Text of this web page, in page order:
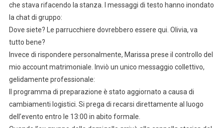
che stava rifacendo la stanza. I messaggi di testo hanno inondato
la chat di gruppo:
Dove siete? Le parrucchiere dovrebbero essere qui. Olivia, va
tutto bene?
Invece di rispondere personalmente, Marissa prese il controllo del
mio account matrimoniale. Inviò un unico messaggio collettivo,
gelidamente professionale:
Il programma di preparazione è stato aggiornato a causa di
cambiamenti logistici. Si prega di recarsi direttamente al luogo
dell’evento entro le 13:00 in abito formale.